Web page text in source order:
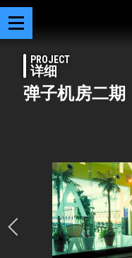
PROJECT
详细
弹子机房二期